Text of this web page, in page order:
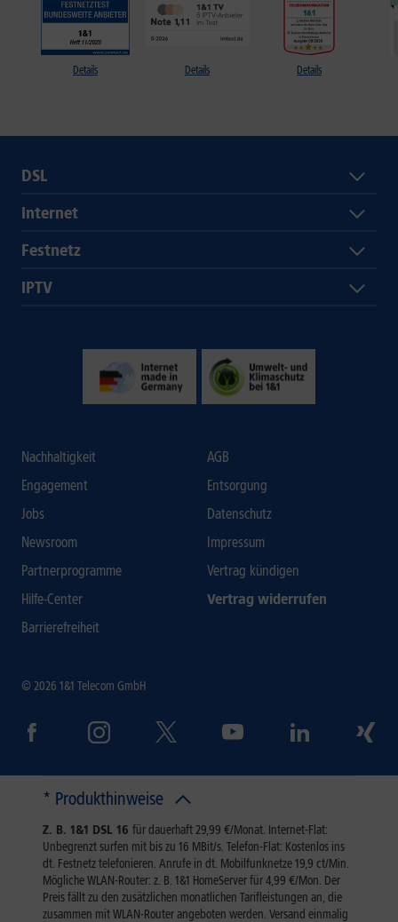
Details Details Details
DSL
Internet
Festnetz
IPTV
Nachhaltigkeit
Engagement
Jobs
Newsroom
Partnerprogramme
Hilfe-Center
Barrierefreiheit
AGB
Entsorgung
Datenschutz
Impressum
Vertrag kündigen
Vertrag widerrufen
© 2026 1&1 Telecom GmbH